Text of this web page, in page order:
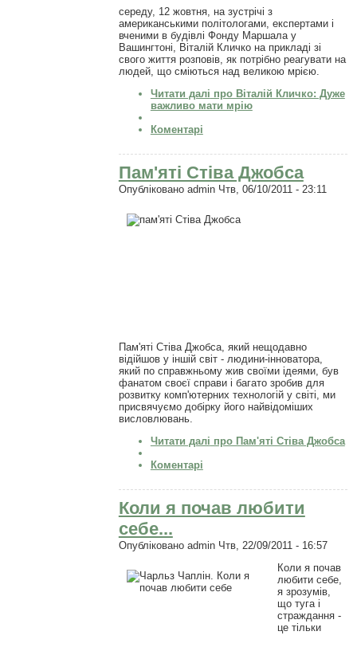
середу, 12 жовтня, на зустрічі з
американськими політологами, експертами і
вченими в будівлі Фонду Маршала у
Вашингтоні, Віталій Кличко на прикладі зі
свого життя розповів, як потрібно реагувати на
людей, що сміються над великою мрією.
Читати далі про Віталій Кличко: Дуже
важливо мати мрію
Коментарі
Пам'яті Стіва Джобса
Опубліковано adminЧтв, 06/10/2011 - 23:11
Пам'яті Стіва Джобса, який нещодавно
відійшов у іншій світ - людини-інноватора,
який по справжньому жив своїми ідеями, був
фанатом своєї справи і багато зробив для
розвитку комп'ютерних технологій у світі, ми
присвячуємо добірку його найвідоміших
висловлювань.
Читати далі про Пам'яті Стіва Джобса
Коментарі
Коли я почав любити
себе...
Опубліковано adminЧтв, 22/09/2011 - 16:57
Коли я почав
любити себе,
я зрозумів,
що туга і
страждання -
це тільки